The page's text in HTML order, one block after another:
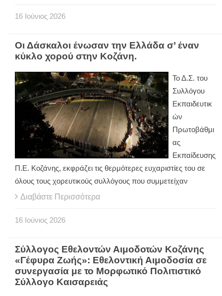
16 Ιούνιος 2026
Οι Δάσκαλοι ένωσαν την Ελλάδα σ’ έναν
κύκλο χορού στην Κοζάνη.
Το Δ.Σ. του
Συλλόγου
Εκπαιδευτικ
ών
Πρωτοβάθμι
ας
Εκπαίδευσης
Π.Ε. Κοζάνης, εκφράζει τις θερμότερες ευχαριστίες του σε
όλους τους χορευτικούς συλλόγους που συμμετείχαν
Διαβάστε Περισσότερα
16 Ιούνιος 2026
Σύλλογος Εθελοντών Αιμοδοτών Κοζάνης
«Γέφυρα Ζωής»: Εθελοντική Αιμοδοσία σε
συνεργασία με το Μορφωτικό Πολιτιστικό
Σύλλογο Καισαρειάς